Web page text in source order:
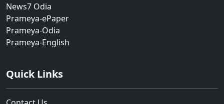
News7 Odia
Prameya-ePaper
Prameya-Odia
Prameya-English
Quick Links